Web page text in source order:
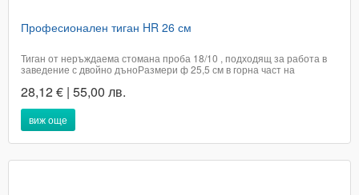
Професионален тиган HR 26 см
Тиган от неръждаема стомана проба 18/10 , подходящ за работа в
заведение с двойно дъноРазмери ф 25,5 см в горна част на
дръжката 28 смПодходящ за всякакъв тип котлонПроизход
ТурцияЦената е с вкл. ДДСДоставката...
28,12 € | 55,00 лв.
виж още